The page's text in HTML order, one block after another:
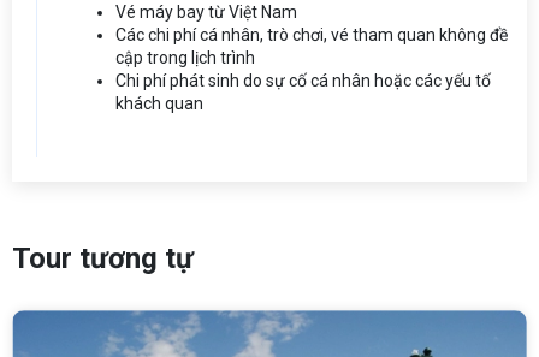
Vé máy bay từ Việt Nam
Các chi phí cá nhân, trò chơi, vé tham quan không đề
cập trong lịch trình
Chi phí phát sinh do sự cố cá nhân hoặc các yếu tố
khách quan
Tour tương tự